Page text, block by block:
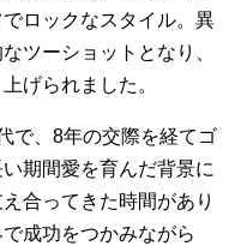
ロックなスタイル。異
ツーショットとなり、
げられました。
で、8年の交際を経てゴ
期間愛を育んだ背景に
合ってきた時間があり
成功をつかみながら